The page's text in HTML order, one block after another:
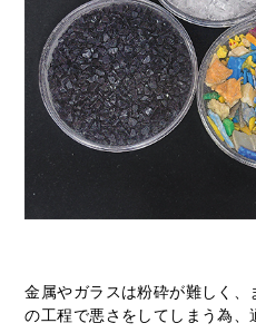
金属やガラスは粉砕が難しく
の工程で悪さをしてしまう為、